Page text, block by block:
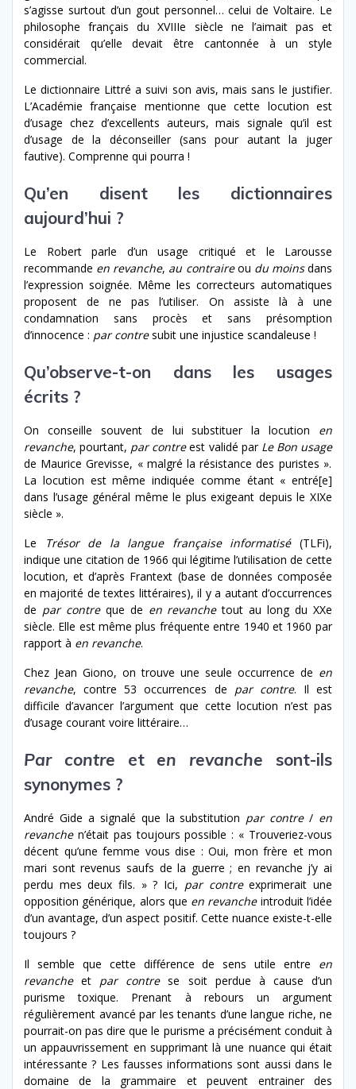
s’agisse surtout d’un gout personnel… celui de Voltaire. Le
philosophe français du XVIIIe siècle ne l’aimait pas et
considérait qu’elle devait être cantonnée à un style
commercial.
Le dictionnaire Littré a suivi son avis, mais sans le justifier.
L’Académie française mentionne que cette locution est
d’usage chez d’excellents auteurs, mais signale qu’il est
d’usage de la déconseiller (sans pour autant la juger
fautive). Comprenne qui pourra !
Qu’en disent les dictionnaires
aujourd’hui ?
Le Robert parle d’un usage critiqué et le Larousse
recommande en revanche, au contraireou du moinsdans
l’expression soignée. Même les correcteurs automatiques
proposent de ne pas l’utiliser. On assiste là à une
condamnation sans procès et sans présomption
d’innocence : par contresubit une injustice scandaleuse !
Qu’observe-t-on dans les usages
écrits ?
On conseille souvent de lui substituer la locution en
revanche, pourtant, par contreest validé par Le Bon usage
de Maurice Grevisse, « malgré la résistance des puristes ».
La locution est même indiquée comme étant « entré[e]
dans l’usage général même le plus exigeant depuis le XIXe
siècle ».
Le
Trésor de la langue française informatisé(TLFi),
indique une citation de 1966 qui légitime l’utilisation de cette
locution, et d’après Frantext (base de données composée
en majorité de textes littéraires), il y a autant d’occurrences
de par contreque de en revanchetout au long du XXe
siècle. Elle est même plus fréquente entre 1940 et 1960 par
rapport à en revanche.
Chez Jean Giono, on trouve une seule occurrence de en
revanche, contre 53 occurrences de par contre. Il est
difficile d’avancer l’argument que cette locution n’est pas
d’usage courant voire littéraire…
Par contre et en revanche sont-ils
synonymes ?
André Gide a signalé que la substitution par contre/ en
revanchen’était pas toujours possible : « Trouveriez-vous
décent qu’une femme vous dise : Oui, mon frère et mon
mari sont revenus saufs de la guerre ; en revanche j’y ai
perdu mes deux fils. » ? Ici, par contreexprimerait une
opposition générique, alors que en revancheintroduit l’idée
d’un avantage, d’un aspect positif. Cette nuance existe-t-elle
toujours ?
Il semble que cette différence de sens utile entre en
revancheet par contrese soit perdue à cause d’un
purisme toxique. Prenant à rebours un argument
régulièrement avancé par les tenants d’une langue riche, ne
pourrait-on pas dire que le purisme a précisément conduit à
un appauvrissement en supprimant là une nuance qui était
intéressante ? Les fausses informations sont aussi dans le
domaine de la grammaire et peuvent entrainer des